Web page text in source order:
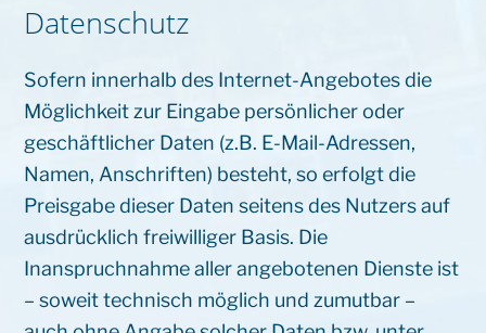
Datenschutz
Sofern innerhalb des Internet-Angebotes die
Möglichkeit zur Eingabe persönlicher oder
geschäftlicher Daten (z.B. E-Mail-Adressen,
Namen, Anschriften) besteht, so erfolgt die
Preisgabe dieser Daten seitens des Nutzers auf
ausdrücklich freiwilliger Basis. Die
Inanspruchnahme aller angebotenen Dienste ist
– soweit technisch möglich und zumutbar –